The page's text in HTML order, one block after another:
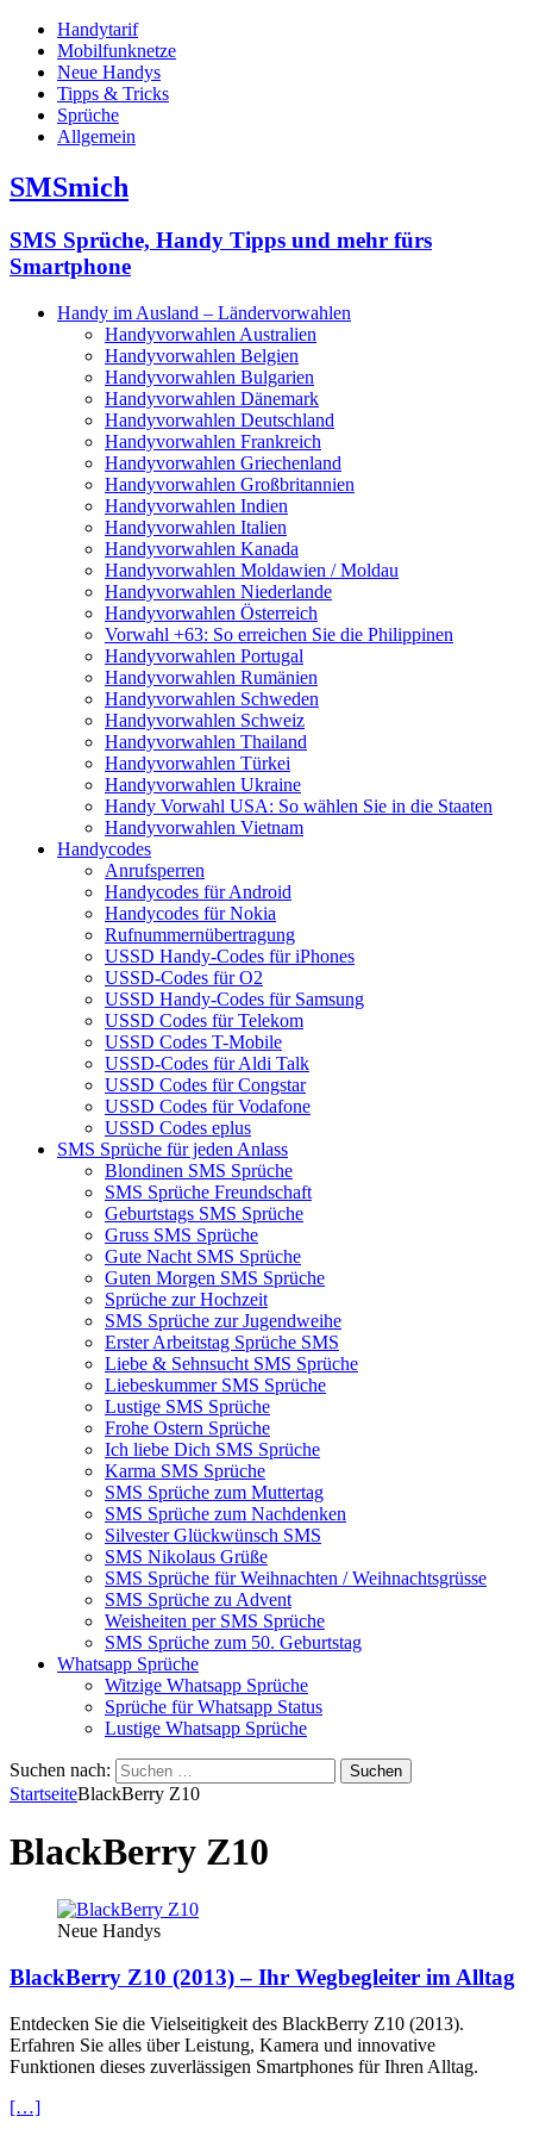
Handytarif
Mobilfunknetze
Neue Handys
Tipps & Tricks
Sprüche
Allgemein
SMSmich
SMS Sprüche, Handy Tipps und mehr fürs
Smartphone
Handy im Ausland – Ländervorwahlen
Handyvorwahlen Australien
Handyvorwahlen Belgien
Handyvorwahlen Bulgarien
Handyvorwahlen Dänemark
Handyvorwahlen Deutschland
Handyvorwahlen Frankreich
Handyvorwahlen Griechenland
Handyvorwahlen Großbritannien
Handyvorwahlen Indien
Handyvorwahlen Italien
Handyvorwahlen Kanada
Handyvorwahlen Moldawien / Moldau
Handyvorwahlen Niederlande
Handyvorwahlen Österreich
Vorwahl +63: So erreichen Sie die Philippinen
Handyvorwahlen Portugal
Handyvorwahlen Rumänien
Handyvorwahlen Schweden
Handyvorwahlen Schweiz
Handyvorwahlen Thailand
Handyvorwahlen Türkei
Handyvorwahlen Ukraine
Handy Vorwahl USA: So wählen Sie in die Staaten
Handyvorwahlen Vietnam
Handycodes
Anrufsperren
Handycodes für Android
Handycodes für Nokia
Rufnummernübertragung
USSD Handy-Codes für iPhones
USSD-Codes für O2
USSD Handy-Codes für Samsung
USSD Codes für Telekom
USSD Codes T-Mobile
USSD-Codes für Aldi Talk
USSD Codes für Congstar
USSD Codes für Vodafone
USSD Codes eplus
SMS Sprüche für jeden Anlass
Blondinen SMS Sprüche
SMS Sprüche Freundschaft
Geburtstags SMS Sprüche
Gruss SMS Sprüche
Gute Nacht SMS Sprüche
Guten Morgen SMS Sprüche
Sprüche zur Hochzeit
SMS Sprüche zur Jugendweihe
Erster Arbeitstag Sprüche SMS
Liebe & Sehnsucht SMS Sprüche
Liebeskummer SMS Sprüche
Lustige SMS Sprüche
Frohe Ostern Sprüche
Ich liebe Dich SMS Sprüche
Karma SMS Sprüche
SMS Sprüche zum Muttertag
SMS Sprüche zum Nachdenken
Silvester Glückwünsch SMS
SMS Nikolaus Grüße
SMS Sprüche für Weihnachten / Weihnachtsgrüsse
SMS Sprüche zu Advent
Weisheiten per SMS Sprüche
SMS Sprüche zum 50. Geburtstag
Whatsapp Sprüche
Witzige Whatsapp Sprüche
Sprüche für Whatsapp Status
Lustige Whatsapp Sprüche
Suchen nach:
StartseiteBlackBerry Z10
BlackBerry Z10
Neue Handys
BlackBerry Z10 (2013) – Ihr Wegbegleiter im Alltag
Entdecken Sie die Vielseitigkeit des BlackBerry Z10 (2013).
Erfahren Sie alles über Leistung, Kamera und innovative
Funktionen dieses zuverlässigen Smartphones für Ihren Alltag.
[…]